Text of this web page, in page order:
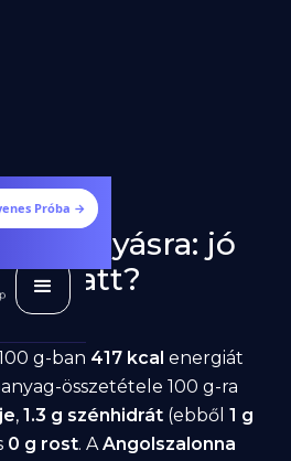
Próba →
fogyásra: jó
alatt?
g-ban 417 kcal energiát
összetétele 100 g-ra
,1.3 g szénhidrát (ebből1 g
0 g rost. AAngolszalonna